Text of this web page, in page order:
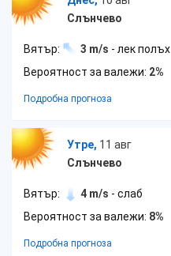
Слънчево
Вятър: 3 m/s - лек полъх
Вероятност за валежи: 2%
Подробна прогноза
Утре, 11 авг
Слънчево
Вятър: 4 m/s - слаб
Вероятност за валежи: 8%
Подробна прогноза